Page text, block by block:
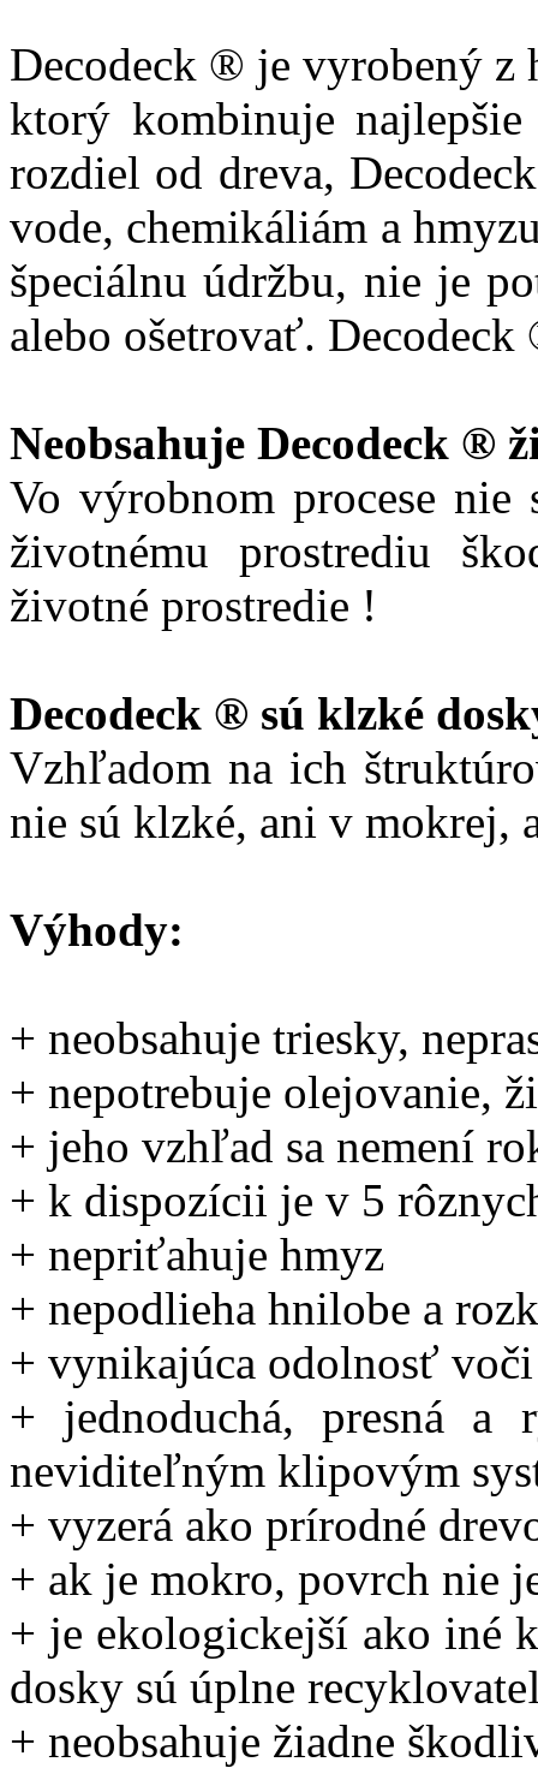
Decodeck ® je vyrobený z
ktorý kombinuje
rozdiel od dreva,
vode, chemikáliám a
špeciálnu údržbu, nie je
alebo ošetrovať.
Neobsahuje Decodeck ®
Vo výrobnom procese nie
životnému prostrediu
životné prostredie !
Decodeck ® sú klzké
Vzhľadom na ich
nie sú klzké, ani v mokrej,
Výhody:
+ neobsahuje triesky,
+ nepotrebuje olejovanie,
+ jeho vzhľad sa nemení
+ k dispozícii je v 5
+ nepriťahuje hmyz
+ nepodlieha hnilobe a
+ vynikajúca odolnosť
+ jednoduchá, presná a
neviditeľným klipovým
+ vyzerá ako prírodné
+ ak je mokro, povrch nie
+ je ekologickejší ako iné
dosky sú úplne
+ neobsahuje žiadne